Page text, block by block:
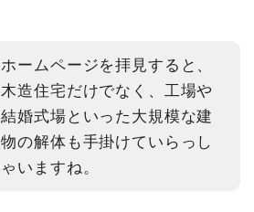
ホームページを拝見すると、
木造住宅だけでなく、工場や
結婚式場といった大規模な建
物の解体も手掛けていらっし
ゃいますね。